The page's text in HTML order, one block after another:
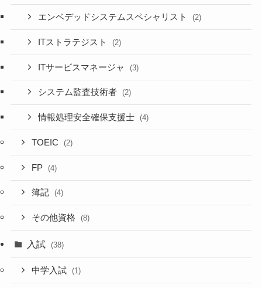
エンベデッドシステムスペシャリスト (2)
ITストラテジスト (2)
ITサービスマネージャ (3)
システム監査技術者 (2)
情報処理安全確保支援士 (4)
TOEIC (2)
FP (4)
簿記 (4)
その他資格 (8)
入試 (38)
中学入試 (1)